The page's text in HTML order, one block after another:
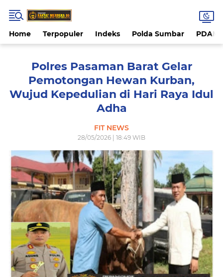
Home Terpopuler Indeks Polda Sumbar PDAM
Polres Pasaman Barat Gelar
Pemotongan Hewan Kurban,
Wujud Kepedulian di Hari Raya Idul
Adha
FIT NEWS
28/05/2026 | 18:49 WIB